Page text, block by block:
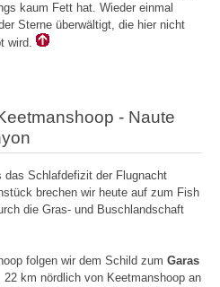
kaum Fett hat. Wieder einmal
Sterne überwältigt, die hier nicht
wird.
- Naute
das Schlafdefizit der Flugnacht
brechen wir heute auf zum Fish
die Gras- und Buschlandschaft
folgen wir dem Schild zum Garas
22 km nördlich von Keetmanshoop an